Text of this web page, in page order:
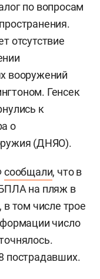
по вопросам
отсутствие
вооружений
Генсек
к
о
(ДНЯО).
сообщали, что в
на пляж в
том числе трое
число
пострадавших.